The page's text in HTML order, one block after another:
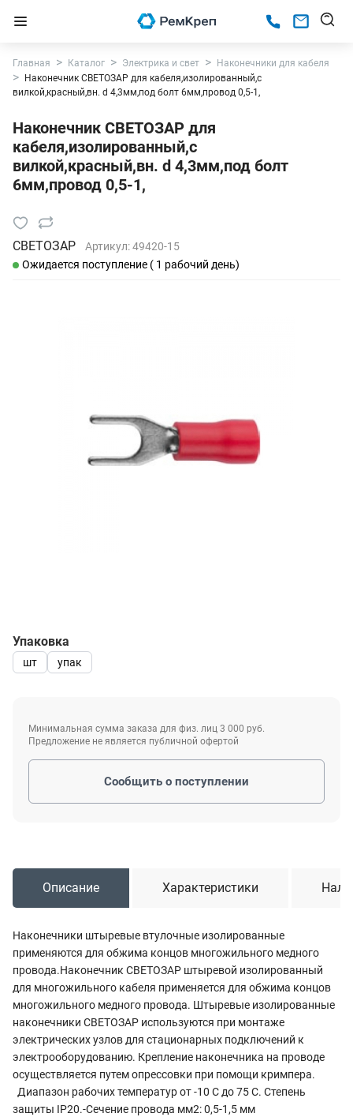
Главная Каталог Электрика и свет
Наконечники для кабеля
Наконечник СВЕТОЗАР для кабеля,изолированный,с
вилкой,красный,вн. d 4,3мм,под болт 6мм,провод 0,5-1,
Наконечник СВЕТОЗАР для
кабеля,изолированный,с
вилкой,красный,вн. d 4,3мм,под болт
6мм,провод 0,5-1,
СВЕТОЗАР Артикул:49420-15
Ожидается поступление ( 1 рабочий день)
Упаковка
шт упак
Минимальная сумма заказа для физ. лиц 3 000 руб.
Предложение не является публичной офертой
Сообщить о поступлении
Описание Характеристики
Наконечники штыревые втулочные изолированные
применяются для обжима концов многожильного медного
провода.Наконечник СВЕТОЗАР штыревой изолированный
для многожильного кабеля применяется для обжима концов
многожильного медного провода. Штыревые изолированные
наконечники СВЕТОЗАР используются при монтаже
электрических узлов для стационарных подключений к
электрооборудованию. Крепление наконечника на проводе
осуществляется путем опрессовки при помощи кримпера.
Диапазон рабочих температур от -10 С до 75 С. Степень
защиты IP20.-Сечение провода мм2: 0,5-1,5 мм